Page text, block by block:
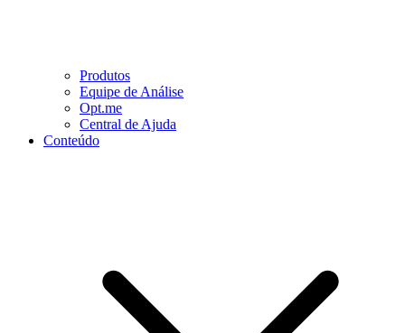
Produtos
Equipe de Análise
Opt.me
Central de Ajuda
Conteúdo